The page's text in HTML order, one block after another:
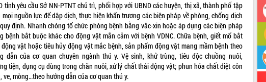
tỉnh yêu cầu Sở NN-PTNT chủ trì, phối hợp với UBND các huyện, thị xã, thành phố tập
mọi nguồn lực để dập dịch, thực hiện khẩn trương các biện pháp về phòng, chống dịch
định. Nhanh chóng tổ chức phòng bệnh bằng vắc-xin hoặc áp dụng các biện pháp
bệnh bắt buộc khác cho động vật mẫn cảm với bệnh VDNC. Chữa bệnh, giết mổ bắt
vật hoặc tiêu hủy động vật mắc bệnh, sản phẩm động vật mang mầm bệnh theo
dẫn của cơ quan chuyên ngành thú y. Vệ sinh, khử trùng, tiêu độc chuồng nuôi,
tiện, dụng cụ dùng trong chăn nuôi, xử lý chất thải động vật; phun hóa chất diệt côn
ve, mòng…theo hướng dẫn của cơ quan thú y.